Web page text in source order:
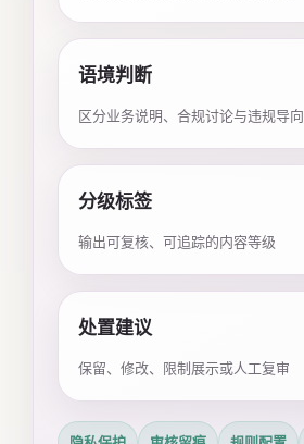
语境判断
区分业务说明、合规讨论与违规导向
分级标签
输出可复核、可追踪的内容等级
处置建议
保留、修改、限制展示或人工复审